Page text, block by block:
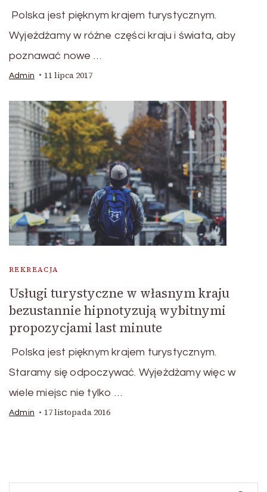
Polska jest pięknym krajem turystycznym.
Wyjeżdżamy w różne części kraju i świata, aby
poznawać nowe …
Admin 11 lipca 2017
REKREACJA
Usługi turystyczne w własnym kraju
bezustannie hipnotyzują wybitnymi
propozycjami last minute
Polska jest pięknym krajem turystycznym.
Staramy się odpoczywać. Wyjeżdżamy więc w
wiele miejsc nie tylko …
Admin 17 listopada 2016